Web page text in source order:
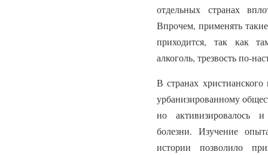
отдельных странах
Впрочем, применять
приходится, так как
алкоголь, трезвость по-
В странах
урбанизированному
но активизировалось
болезни. Изучение
истории позволило